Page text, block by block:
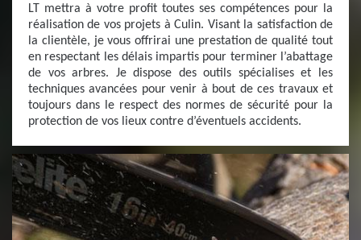
LT mettra à votre profit toutes ses compétences pour la
réalisation de vos projets à Culin. Visant la satisfaction de
la clientèle, je vous offrirai une prestation de qualité tout
en respectant les délais impartis pour terminer l’abattage
de vos arbres. Je dispose des outils spécialises et les
techniques avancées pour venir à bout de ces travaux et
toujours dans le respect des normes de sécurité pour la
protection de vos lieux contre d’éventuels accidents.